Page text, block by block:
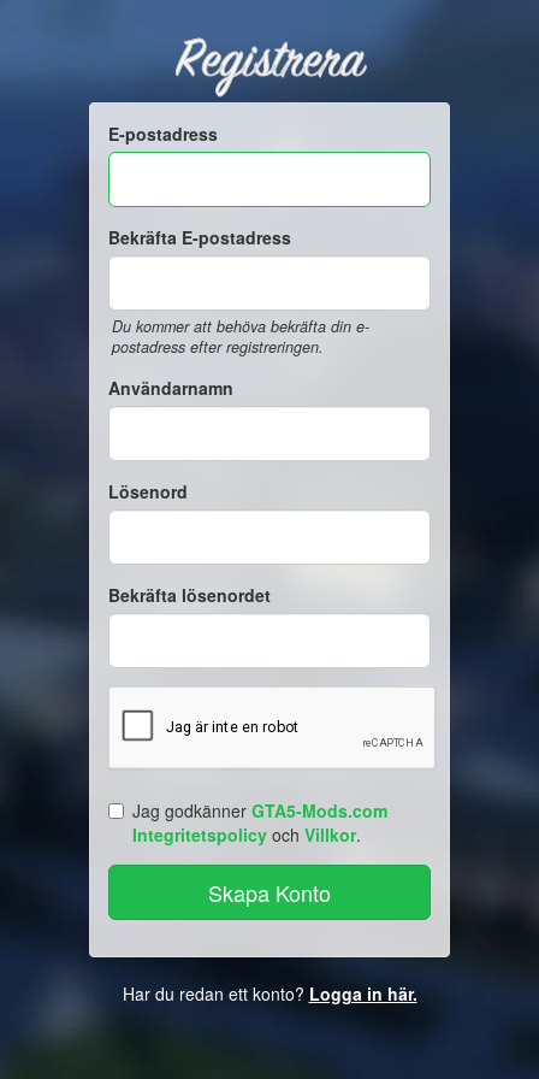
Registrera
E-postadress
Bekräfta E-postadress
Du kommer att behöva bekräfta din e-
postadress efter registreringen.
Användarnamn
Lösenord
Bekräfta lösenordet
Jag godkänner GTA5-Mods.com
Integritetspolicy och Villkor.
Har du redan ett konto? Logga in här.